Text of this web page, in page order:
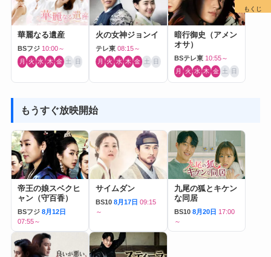
華麗なる遺産
BSフジ 10:00～
月 火 水 木 金 土 日
火の女神ジョンイ
テレ東 08:15～
月 火 水 木 金 土 日
暗行御史（アメン
オサ）
BSテレ東 10:55～
月 火 水 木 金 土 日
もうすぐ放映開始
帝王の娘スベクヒ
ャン（守百香）
BSフジ 8月12日
07:55～
サイムダン
BS10 8月17日 09:15
～
九尾の狐とキケン
な同居
BS10 8月20日 17:00
～
もくじ